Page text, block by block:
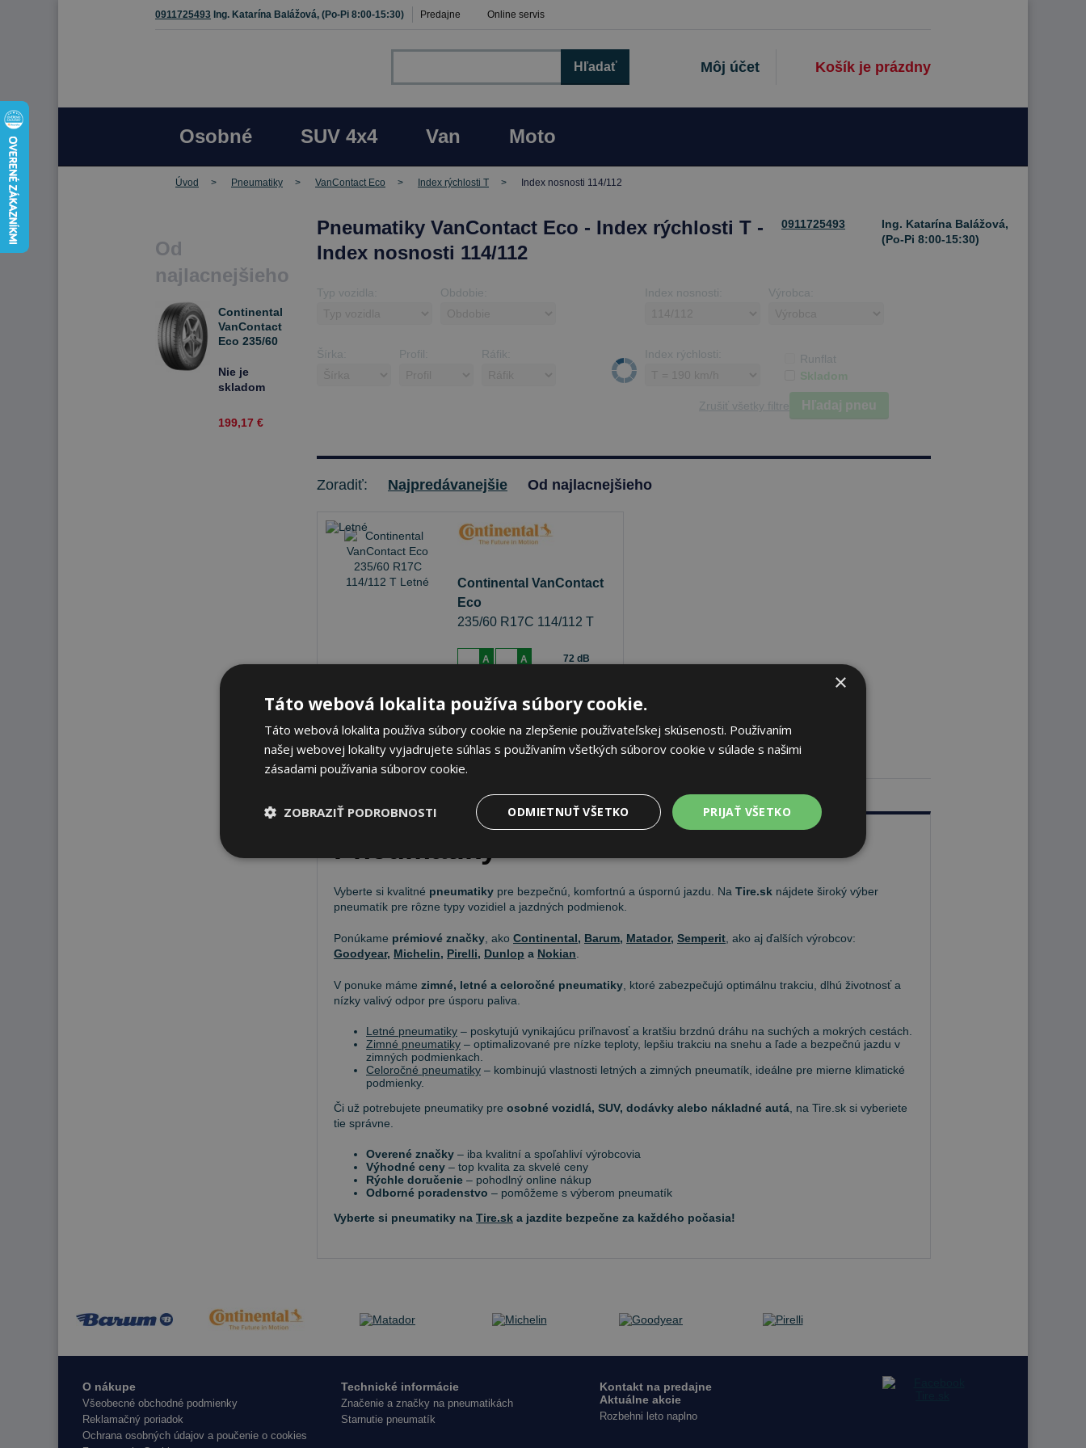
0911725493 Ing. Katarína Balážová, (Po-Pi 8:00-15:30) Predajne Online servis
Košík je prázdny
Môj účet
Hľadať
Osobné SUV 4x4 Van Moto
Úvod Pneumatiky VanContact Eco Index rýchlosti T Index nosnosti 114/112
Od
najlacnejšieho
Continental
VanContact
Eco 235/60
T Letné
Nie je
skladom
199,17 €
Pneumatiky VanContact Eco - Index rýchlosti T -
Index nosnosti 114/112
0911725493
Ing. Katarína Balážová,
(Po-Pi 8:00-15:30)
Typ vozidla: Obdobie: Index nosnosti: Výrobca:
Šírka: Profil: Ráfik: Index rýchlosti:
Runflat
Skladom
Zrušiť všetky filtre Hľadaj pneu
Zoradiť: Najpredávanejšie Od najlacnejšieho
Continental VanContact
Eco
235/60 R17C 114/112 T
A A 72 dB
Nie je skladom Sledovať naskladnenie
199,17 €
Vyberte si kvalitné pneumatiky pre bezpečnú, komfortnú a úspornú jazdu. Na Tire.sk nájdete široký výber
pneumatík pre rôzne typy vozidiel a jazdných podmienok.
Ponúkame prémiové značky , ako Continental, Barum, Matador, Semperit , ako aj ďalších výrobcov:
Goodyear, Michelin, Pirelli, Dunlop a Nokian
V ponuke máme zimné, letné a celoročné pneumatiky , ktoré zabezpečujú optimálnu trakciu, dlhú životnosť a
nízky valivý odpor pre úsporu paliva.
Letné pneumatiky – poskytujú vynikajúcu priľnavosť a kratšiu brzdnú dráhu na suchých a mokrých cestách.
Zimné pneumatiky – optimalizované pre nízke teploty, lepšiu trakciu na snehu a ľade a bezpečnú jazdu v
zimných podmienkach.
Celoročné pneumatiky – kombinujú vlastnosti letných a zimných pneumatík, ideálne pre mierne klimatické
podmienky.
Či už potrebujete pneumatiky pre osobné vozidlá, SUV, dodávky alebo nákladné autá , na Tire.sk si vyberiete
tie správne.
Overené značky – iba kvalitní a spoľahliví výrobcovia
Výhodné ceny – top kvalita za skvelé ceny
Rýchle doručenie – pohodlný online nákup
Odborné poradenstvo – pomôžeme s výberom pneumatík
Vyberte si pneumatiky na Tire.sk a jazdite bezpečne za každého počasia!
O nákupe
Všeobecné obchodné podmienky
Reklamačný poriadok
Ochrana osobných údajov a poučenie o cookies
Technické informácie
Značenie a značky na pneumatikách
Starnutie pneumatík
Kontakt na predajne
Aktuálne akcie
Rozbehni leto naplno
×
Táto webová lokalita používa súbory cookie.
Táto webová lokalita používa súbory cookie na zlepšenie používateľskej skúsenosti. Používaním
našej webovej lokality vyjadrujete súhlas s používaním všetkých súborov cookie v súlade s našimi
zásadami používania súborov cookie.
PRIJAŤ VŠETKO
ODMIETNUŤ VŠETKO
ZOBRAZIŤ PODROBNOSTI